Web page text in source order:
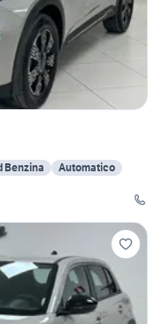
Benzina
Automatico